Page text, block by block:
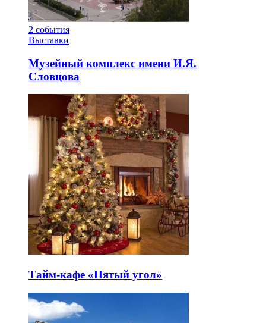
2 события
Выставки
Музейный комплекс имени И.Я.
Словцова
Тайм-кафе «Пятый угол»